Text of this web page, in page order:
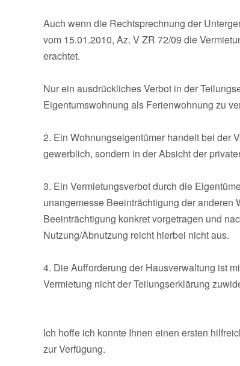
Auch wenn die Rechtsprechnung der
vom 15.01.2010, Az. V ZR 72/09 die
erachtet.
Nur ein ausdrückliches Verbot in der
Eigentumswohnung als Ferienwohnung zu
2. Ein Wohnungseigentümer handelt bei der
gewerblich, sondern in der Absicht der
3. Ein Vermietungsverbot durch die
unangemesse Beeinträchtigung der
Beeinträchtigung konkret vorgetragen und
Nutzung/Abnutzung reicht hierbei nicht aus.
4. Die Aufforderung der Hausverwaltung ist
Vermietung nicht der Teilungserklärung
Ich hoffe ich konnte Ihnen einen ersten
zur Verfügung.